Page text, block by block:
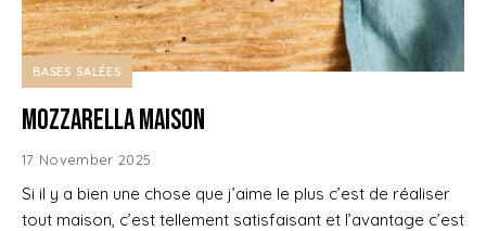
BASES SALÉES
Mozzarella maison
17 November 2025
Si il y a bien une chose que j’aime le plus c’est de réaliser
tout maison, c’est tellement satisfaisant et l’avantage c’est